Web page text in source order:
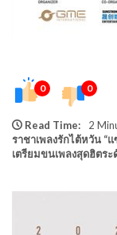
0 0
Read Time:
2
ราชาเพลงรักไต้หวัน “แ
เตรียมขนเพลงสุดฮิตระ